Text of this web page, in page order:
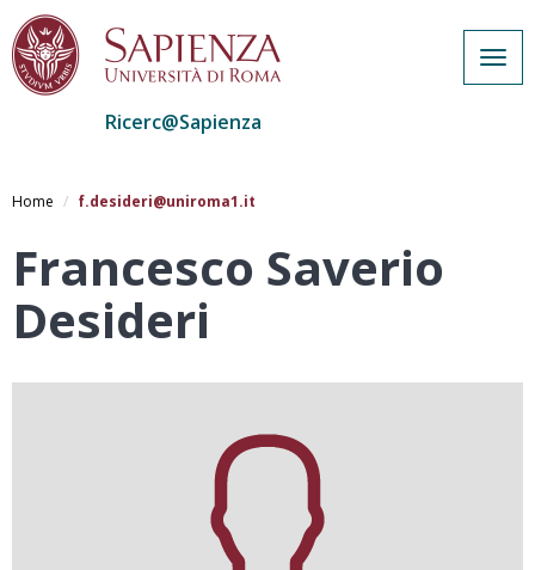
al
Ricerc@Sapienza
Home f.desideri@uniroma1.it
Francesco Saverio
Desideri